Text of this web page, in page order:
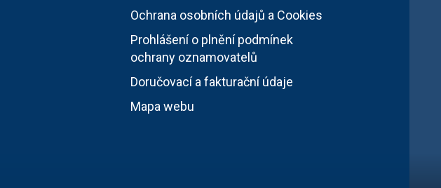
Ochrana osobních údajů a Cookies
Prohlášení o plnění podmínek
ochrany oznamovatelů
Doručovací a fakturační údaje
Mapa webu